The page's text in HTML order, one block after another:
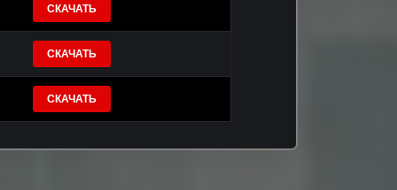
СКАЧАТЬ
СКАЧАТЬ
СКАЧАТЬ